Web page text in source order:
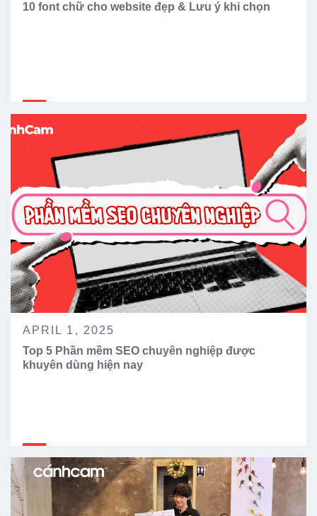
10 font chữ cho website đẹp & Lưu ý khi chọn
APRIL 1, 2025
Top 5 Phần mềm SEO chuyên nghiệp được
khuyên dùng hiện nay